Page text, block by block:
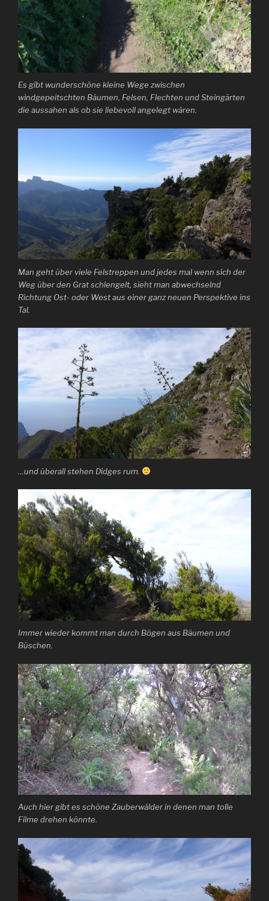
Es gibt wunderschöne kleine Wege zwischen
windgepeitschten Bäumen, Felsen, Flechten und Steingärten
die aussahen als ob sie liebevoll angelegt wären.
Man geht über viele Felstreppen und jedes mal wenn sich der
Weg über den Grat schlengelt, sieht man abwechselnd
Richtung Ost- oder West aus einer ganz neuen Perspektive ins
Tal.
…und überall stehen Didges rum.
Immer wieder kommt man durch Bögen aus Bäumen und
Büschen.
Auch hier gibt es schöne Zauberwälder in denen man tolle
Filme drehen könnte.